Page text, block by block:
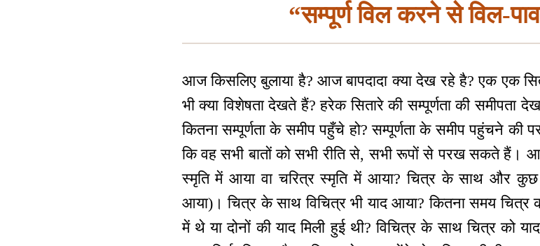
“सम्पूर्ण विल करने से विल-
आज किसलिए बुलाया है? आज बापदादा क्या देख रहे है? एक एक
भी क्या विशेषता देखते हैं? हरेक सितारे की सम्पूर्णता की
कितना सम्पूर्णता के समीप पहुँचे हो? सम्पूर्णता के समीप पहुंचने की
कि वह सभी बातों को सभी रीति से, सभी रूपों से परख सकते हैं।
स्मृति में आया वा चरित्र स्मृति में आया? चित्र के साथ और कुछ
आया)। चित्र के साथ विचित्र भी याद आया? कितना समय चित्र
में थे या दोनों की याद मिली हुई थी? विचित्र के साथ चित्र को